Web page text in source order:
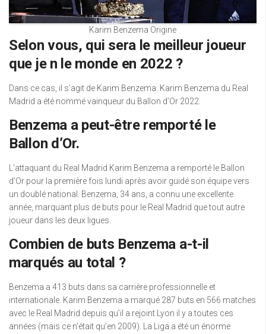
Karim Benzema Origine
Selon vous, qui sera le meilleur joueur
que je n le monde en 2022 ?
Dans ce cas, il s’agit de Karim Benzema. Karim Benzema du Real
Madrid a été nommé vainqueur du Ballon d’Or 2022.
Benzema a peut-être remporté le
Ballon d’Or.
L’attaquant du Real Madrid Karim Benzema a remporté le Ballon
d’Or pour la première fois lundi après avoir guidé son équipe vers
un doublé national. Benzema, 34 ans, a connu une excellente
année, marquant plus de buts pour le Real Madrid que tout autre
joueur dans les deux ligues.
Combien de buts Benzema a-t-il
marqués au total ?
Benzema a 413 buts dans sa carrière professionnelle et
internationale. Karim Benzema a marqué 287 buts en 566 matches
avec le Real Madrid depuis qu’il a rejoint Lyon il y a toutes ces
années (mais ce n’était qu’en 2009). La Liga a été un énorme